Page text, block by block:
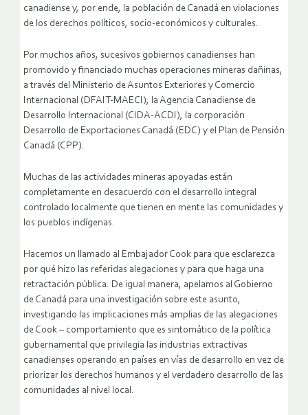
canadiense y, por ende, la población de Canadá en violaciones
de los derechos políticos, socio-económicos y culturales.
Por muchos años, sucesivos gobiernos canadienses han
promovido y financiado muchas operaciones mineras dañinas,
a través del Ministerio de Asuntos Exteriores y Comercio
Internacional (DFAIT-MAECI), la Agencia Canadiense de
Desarrollo Internacional (CIDA-ACDI), la corporación
Desarrollo de Exportaciones Canadá (EDC) y el Plan de Pensión
Canadá (CPP).
Muchas de las actividades mineras apoyadas están
completamente en desacuerdo con el desarrollo integral
controlado localmente que tienen en mente las comunidades y
los pueblos indígenas.
Hacemos un llamado al Embajador Cook para que esclarezca
por qué hizo las referidas alegaciones y para que haga una
retractación pública. De igual manera, apelamos al Gobierno
de Canadá para una investigación sobre este asunto,
investigando las implicaciones más amplias de las alegaciones
de Cook – comportamiento que es sintomático de la política
gubernamental que privilegia las industrias extractivas
canadienses operando en países en vías de desarrollo en vez de
priorizar los derechos humanos y el verdadero desarrollo de las
comunidades al nivel local.